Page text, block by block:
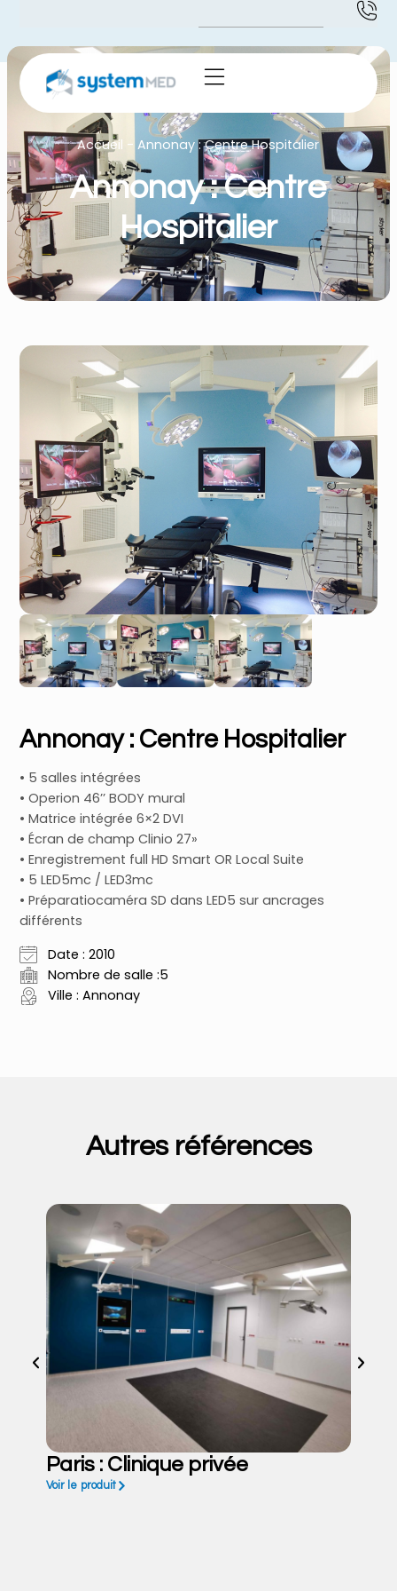
Accueil -Annonay : Centre Hospitalier
Annonay : Centre
Hospitalier
Annonay : Centre Hospitalier
• 5 salles intégrées
• Operion 46’’ BODY mural
• Matrice intégrée 6×2 DVI
• Écran de champ Clinio 27»
• Enregistrement full HD Smart OR Local Suite
• 5 LED5mc / LED3mc
• Préparatiocaméra SD dans LED5 sur ancrages
différents
Date : 2010
Nombre de salle :5
Ville : Annonay
Autres références
Paris : Clinique privée
Voir le produit